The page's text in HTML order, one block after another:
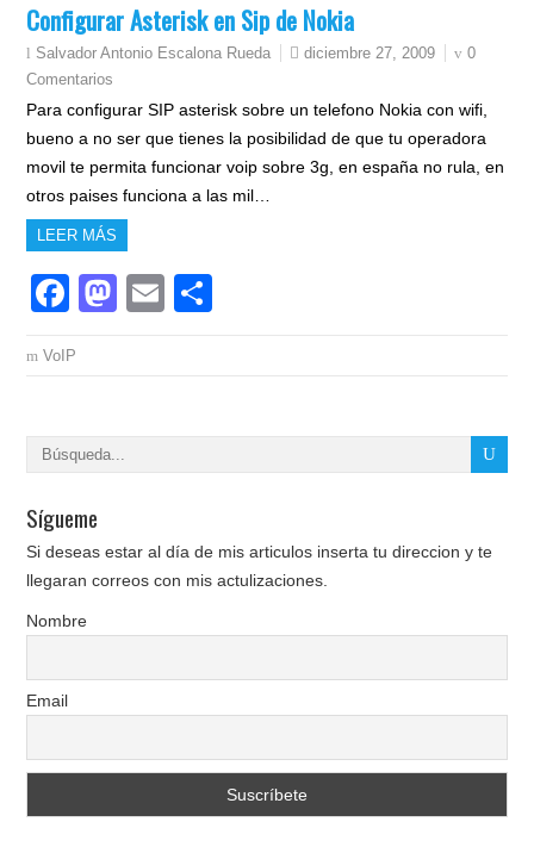
Configurar Asterisk en Sip de Nokia
Salvador Antonio Escalona Rueda diciembre 27, 2009
0
Comentarios
Para configurar SIP asterisk sobre un telefono Nokia con wifi,
bueno a no ser que tienes la posibilidad de que tu operadora
movil te permita funcionar voip sobre 3g, en españa no rula, en
otros paises funciona a las mil…
LEER MÁS
Facebook
Mastodon
Email
VoIP
Sígueme
Si deseas estar al día de mis articulos inserta tu direccion y te
llegaran correos con mis actulizaciones.
Nombre
Email